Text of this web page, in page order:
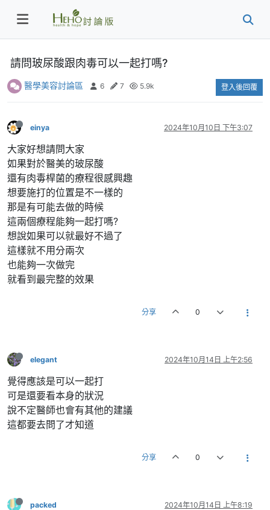
請問玻尿酸跟肉毒可以一起打嗎?
醫學美容討論區 6 7 5.9k 登入後回覆
einya 2024年10月10日 下午3:07
大家好想請問大家
如果對於醫美的玻尿酸
還有肉毒桿菌的療程很感興趣
想要施打的位置是不一樣的
那是有可能去做的時候
這兩個療程能夠一起打嗎?
想說如果可以就最好不過了
這樣就不用分兩次
也能夠一次做完
就看到最完整的效果
分享 0
elegant 2024年10月14日 上午2:56
覺得應該是可以一起打
可是還要看本身的狀況
說不定醫師也會有其他的建議
這都要去問了才知道
分享 0
packed 2024年10月14日 上午8:19